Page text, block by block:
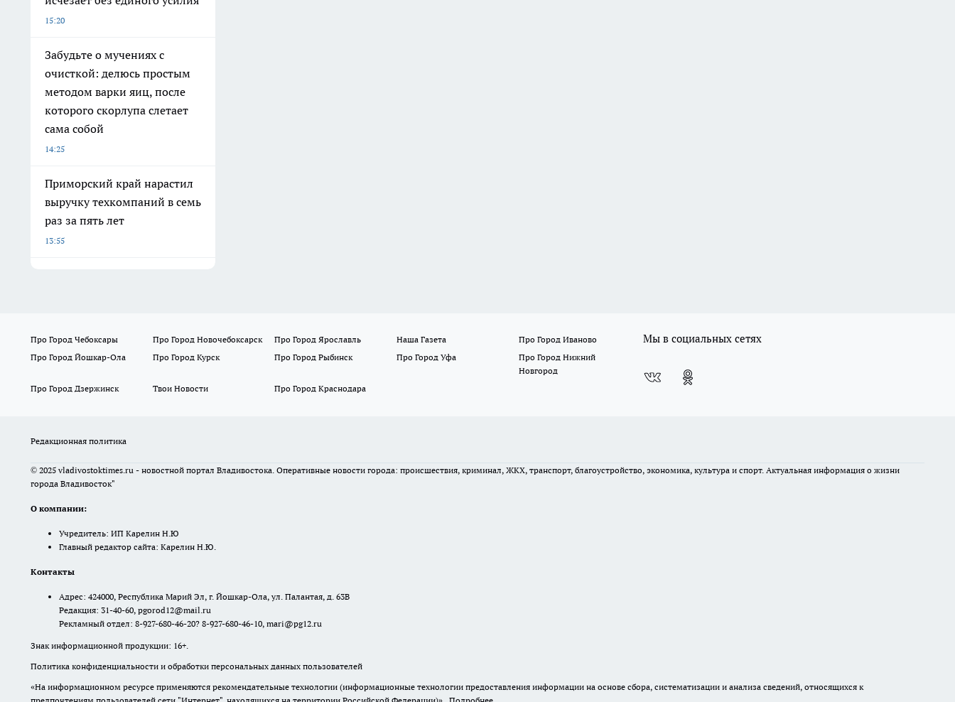
15:20
Забудьте о мучениях с
очисткой: делюсь простым
методом варки яиц, после
которого скорлупа слетает
сама собой
14:25
Приморский край нарастил
выручку техкомпаний в семь
раз за пять лет
13:55
Про Город Чебоксары Про Город Новочебоксарск Про Город Ярославль Наша Газета
Про Город Иваново
Про Город Йошкар-Ола
Про Город Курск Про Город Рыбинск Про Город Уфа
Про Город Нижний
Новгород
Про Город Дзержинск
Твои Новости Про Город Краснодара
Мы в социальных сетях
Редакционная политика
© 2025 vladivostoktimes.ru - новостной портал Владивостока. Оперативные новости города: происшествия, криминал, ЖКХ, транспорт, благоустройство, экономика, культура и спорт. Актуальная информация о жизни
города Владивосток"
О компании:
Учредитель: ИП Карелин Н.Ю
Главный редактор сайта: Карелин Н.Ю.
Контакты
Адрес: 424000, Республика Марий Эл, г. Йошкар-Ола, ул. Палантая, д. 63В
Редакция: 31-40-60, pgorod12@mail.ru
Рекламный отдел: 8-927-680-46-20? 8-927-680-46-10, mari@pg12.ru
Знак информационной продукции: 16+.
Политика конфиденциальности и обработки персональных данных пользователей
«На информационном ресурсе применяются рекомендательные технологии (информационные технологии предоставления информации на основе сбора, систематизации и анализа сведений, относящихся к